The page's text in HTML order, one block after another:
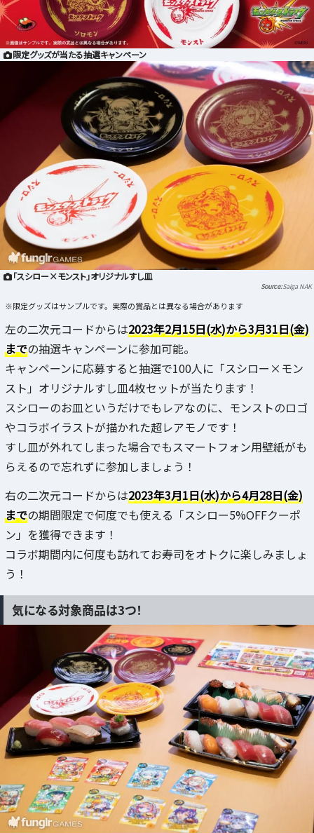
限定グッズが当たる抽選キャンペーン
「スシロー×モンスト」オリジナルすし皿
Saiga NAK
※限定グッズはサンプルです。実際の賞品とは異なる場合があります
左の二次元コードからは2023年2月15日(水)から3月31日(金)
までの抽選キャンペーンに参加可能。
キャンペーンに応募すると抽選で100人に「スシロー×モン
スト」オリジナルすし皿4枚セットが当たります！
スシローのお皿というだけでもレアなのに、モンストのロゴ
やコラボイラストが描かれた超レアモノです！
すし皿が外れてしまった場合でもスマートフォン用壁紙がも
らえるので忘れずに参加しましょう！
右の二次元コードからは2023年3月1日(水)から4月28日(金)
までの期間限定で何度でも使える「スシロー5%OFFクーポ
ン」を獲得できます！
コラボ期間内に何度も訪れてお寿司をオトクに楽しみましょ
う！
気になる対象商品は3つ！